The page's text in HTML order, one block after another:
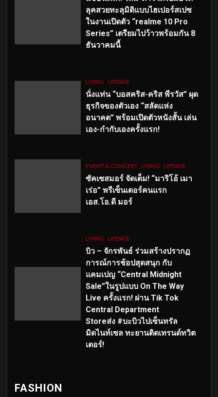
ลุคสวยทะลุมิติแบบไฮเปอร์สเปซ
ในงานเปิดตัว “realme 10 Pro
Series” เตรียมไปว้าวพร้อมกัน 8
ธันวาคมนี้
LIVING UPDATE
นั่งแท่น “บอสคริส-คริส พีรวัส” ผุด
ธุรกิจของตัวเอง “สลัดแห่ง
อนาคต” พร้อมเปิดตัวหนังสั้น เล่น
เอง-กำกับเองครั้งแรก!
EVENT & CONCERT LIVING UPDATE
ซัคเซสมอร์ จัดเต็ม! “มาริโอ้ เมา
เร่อ” พรีเซ็นเตอร์คนแรก
เอส.โอ.ดี มอร์
LIVING UPDATE
บิว – จักรพันธ์ ร่วมสร้างปรากฏ
การณ์การช้อปสุดสนุก กับ
แคมเปญ “Central Midnight
Sale”ในรูปแบบ On The Way
Live ครั้งแรก! ผ่าน Tik Tok
Central Department
Storeส่ง #บะบิวไปเซ็นทรัล
มิดไนท์เซล ทะยานติดเทรนด์ทวิต
เตอร์!
FASHION